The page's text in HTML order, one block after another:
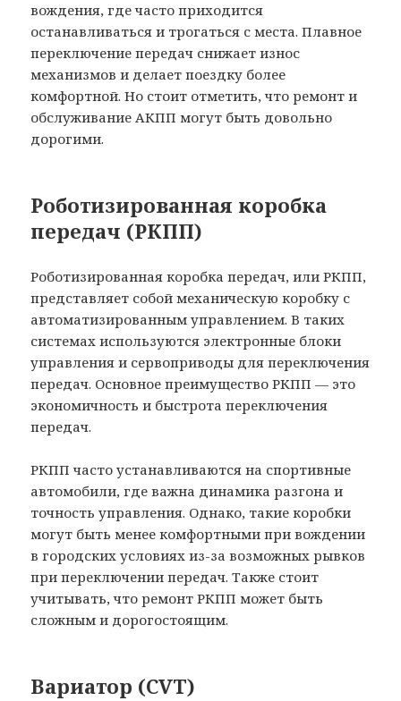
вождения, где часто приходится
останавливаться и трогаться с места. Плавное
переключение передач снижает износ
механизмов и делает поездку более
комфортной. Но стоит отметить, что ремонт и
обслуживание АКПП могут быть довольно
дорогими.
Роботизированная коробка
передач (РКПП)
Роботизированная коробка передач, или РКПП,
представляет собой механическую коробку с
автоматизированным управлением. В таких
системах используются электронные блоки
управления и сервоприводы для переключения
передач. Основное преимущество РКПП — это
экономичность и быстрота переключения
передач.
РКПП часто устанавливаются на спортивные
автомобили, где важна динамика разгона и
точность управления. Однако, такие коробки
могут быть менее комфортными при вождении
в городских условиях из-за возможных рывков
при переключении передач. Также стоит
учитывать, что ремонт РКПП может быть
сложным и дорогостоящим.
Вариатор (CVT)